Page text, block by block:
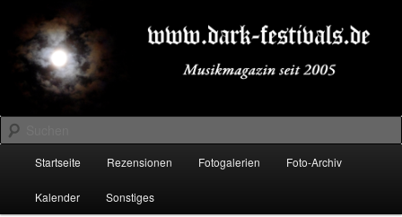
primären
Inhalt
springen
sekundären
Inhalt
springenDARK-FESTIVALS.DE
Suchen
Startseite Rezensionen Fotogalerien Foto-Archiv
Kalender Sonstiges